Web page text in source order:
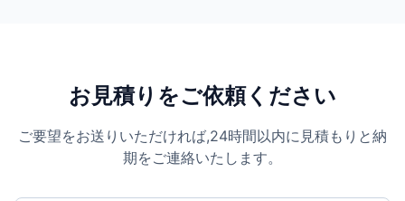
お見積りをご依頼ください
ご要望をお送りいただければ,24時間以内に見積もりと納
期をご連絡いたします。